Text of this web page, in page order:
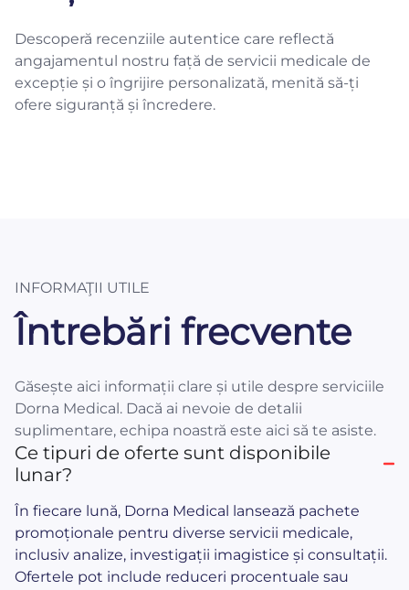
Descoperă recenziile autentice care reflectă
angajamentul nostru față de servicii medicale de
excepție și o îngrijire personalizată, menită să-ți
ofere siguranță și încredere.
INFORMAŢII UTILE
Întrebări frecvente
Găsește aici informații clare și utile despre serviciile
Dorna Medical. Dacă ai nevoie de detalii
suplimentare, echipa noastră este aici să te asiste.
Ce tipuri de oferte sunt disponibile
lunar?
În fiecare lună, Dorna Medical lansează pachete
promoționale pentru diverse servicii medicale,
inclusiv analize, investigații imagistice și consultații.
Ofertele pot include reduceri procentuale sau